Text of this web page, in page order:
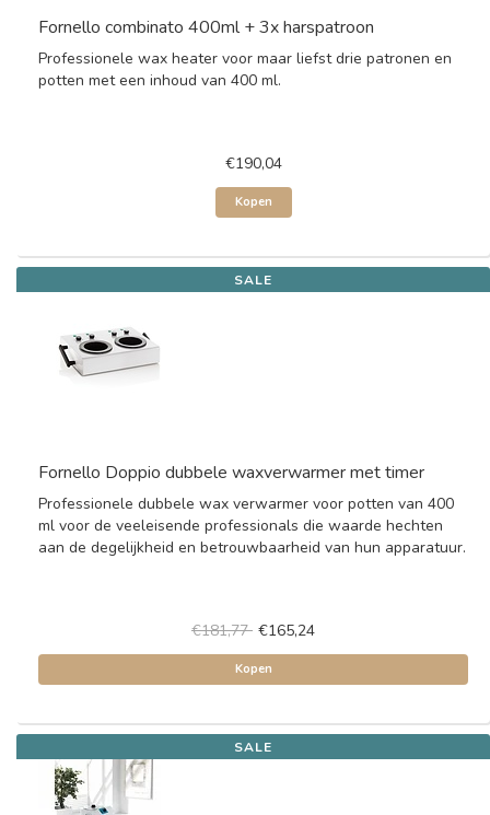
Fornello combinato 400ml + 3x harspatroon
Professionele wax heater voor maar liefst drie patronen en
potten met een inhoud van 400 ml.
€190,04
Kopen
SALE
Fornello Doppio dubbele waxverwarmer met timer
Professionele dubbele wax verwarmer voor potten van 400
ml voor de veeleisende professionals die waarde hechten
aan de degelijkheid en betrouwbaarheid van hun apparatuur.
€181,77 €165,24
Kopen
SALE